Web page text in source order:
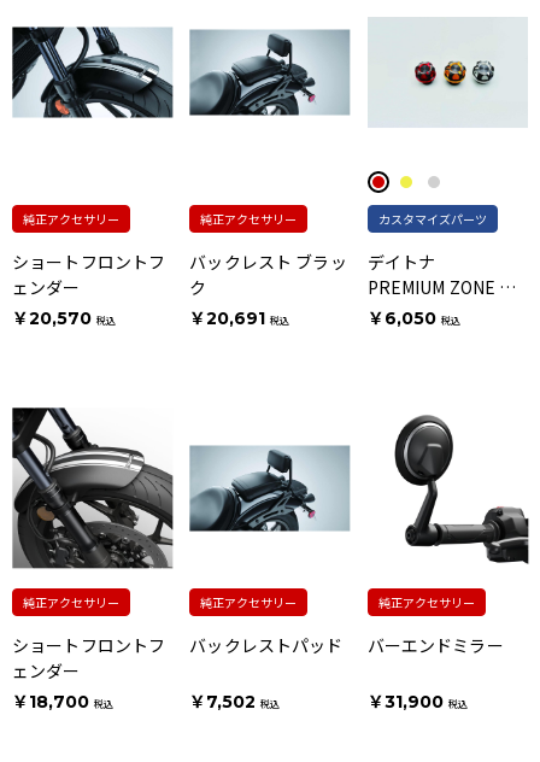
純正アクセサリー
ショートフロントフ
ェンダー
￥20,570 税込
純正アクセサリー
バックレスト ブラッ
ク
￥20,691 税込
カスタマイズパーツ
デイトナ
PREMIUM ZONE オ
イルフィラーキャッ
￥6,050 税込
純正アクセサリー
ショートフロントフ
ェンダー
￥18,700 税込
純正アクセサリー
バックレストパッド
￥7,502 税込
純正アクセサリー
バーエンドミラー
￥31,900 税込